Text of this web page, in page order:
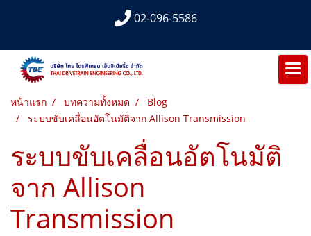
02-096-5586
หน้าแรก บทความทั้งหมด
Blog
ระบบขับเคลื่อนอัตโนมัติจาก Allison Transmission
ระบบขับเคลื่อนอัตโนมัติ
จาก Allison
Transmission